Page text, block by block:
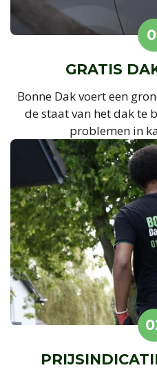
GRATIS
Bonne Dak voert een
de staat van het dak te
problemen in